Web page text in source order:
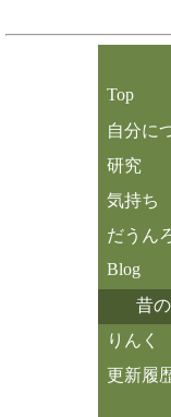
Top
自分に
研究
気持ち
だうん
Blog
昔
りんく
更新履